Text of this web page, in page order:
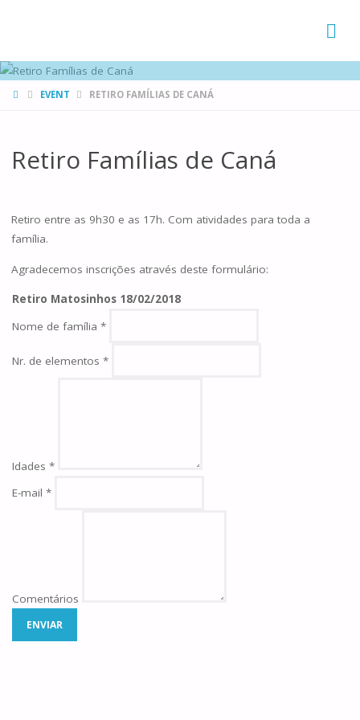
HOMEEVENT RETIRO FAMÍLIAS DE CANÁ
Retiro Famílias de Caná
Retiro entre as 9h30 e as 17h. Com atividades para toda a
família.
Agradecemos inscrições através deste formulário:
Retiro Matosinhos 18/02/2018
Nome de família *
Nr. de elementos *
Idades *
E-mail *
Comentários
ENVIAR